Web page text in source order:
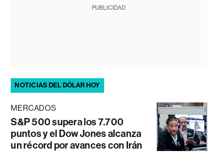
PUBLICIDAD
NOTICIAS DEL DÓLAR HOY
MERCADOS
S&P 500 supera los 7.700
puntos y el Dow Jones alcanza
un récord por avances con Irán